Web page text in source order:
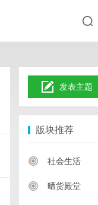
发表主题
版块推荐
社会生活
晒货殿堂